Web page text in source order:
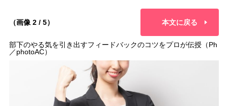
（画像 2 / 5） 本文に戻る
部下のやる気を引き出すフィードバックのコツをプロが伝授（Ph
／photoAC）